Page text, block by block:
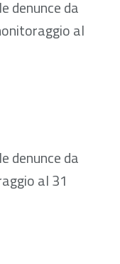
denunce da
al
344.06 kB
denunce da
al 31